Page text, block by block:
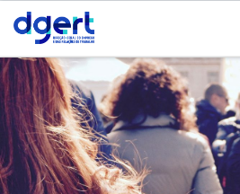
Skip to content